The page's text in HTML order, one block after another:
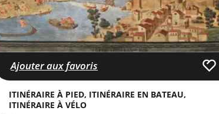
Ajouter aux favoris
ITINÉRAIRE À PIED ITINÉRAIRE EN BATEAU
ITINÉRAIRE À VÉLO